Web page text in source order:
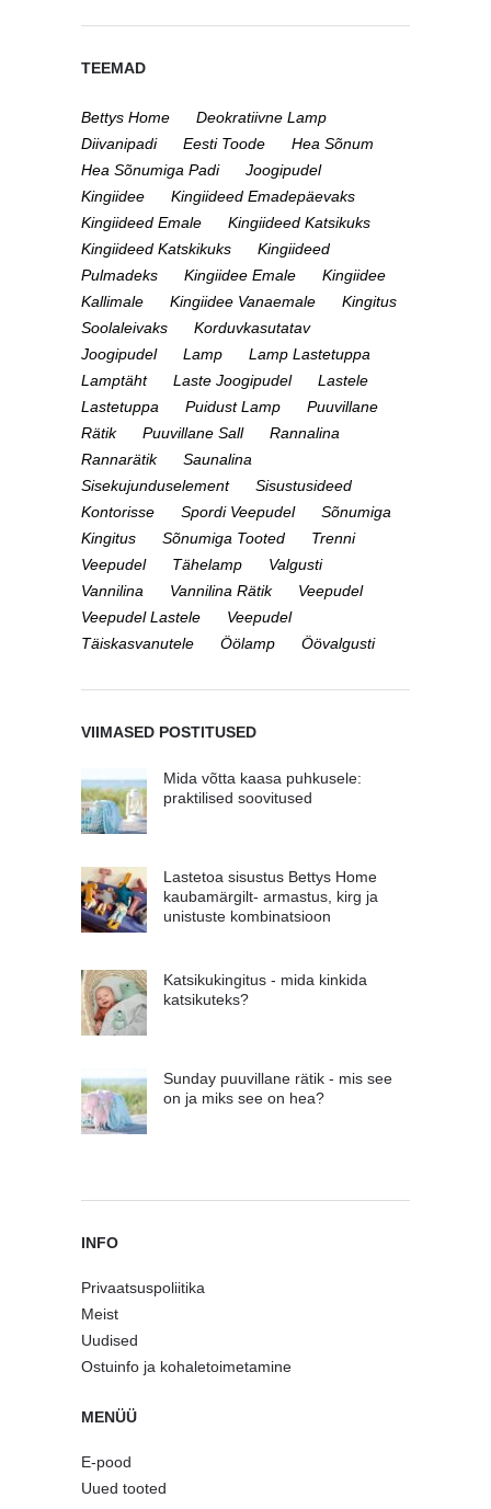
TEEMAD
Bettys Home
Deokratiivne Lamp
Diivanipadi
Eesti Toode
Hea Sõnum
Hea Sõnumiga Padi
Joogipudel
Kingiidee
Kingiideed Emadepäevaks
Kingiideed Emale
Kingiideed Katsikuks
Kingiideed Katskikuks
Kingiideed
Pulmadeks
Kingiidee Emale
Kingiidee
Kallimale
Kingiidee Vanaemale
Kingitus
Soolaleivaks
Korduvkasutatav
Joogipudel
Lamp
Lamp Lastetuppa
Lamptäht
Laste Joogipudel
Lastele
Lastetuppa
Puidust Lamp
Puuvillane
Rätik
Puuvillane Sall
Rannalina
Rannarätik
Saunalina
Sisekujunduselement
Sisustusideed
Kontorisse
Spordi Veepudel
Sõnumiga
Kingitus
Sõnumiga Tooted
Trenni
Veepudel
Tähelamp
Valgusti
Vannilina
Vannilina Rätik
Veepudel
Veepudel Lastele
Veepudel
Täiskasvanutele
Öölamp Öövalgusti
VIIMASED POSTITUSED
Mida võtta kaasa puhkusele:
praktilised soovitused
Lastetoa sisustus Bettys Home
kaubamärgilt- armastus, kirg ja
unistuste kombinatsioon
Katsikukingitus - mida kinkida
katsikuteks?
Sunday puuvillane rätik - mis see
on ja miks see on hea?
INFO
Privaatsuspoliitika
Meist
Uudised
Ostuinfo ja kohaletoimetamine
MENÜÜ
E-pood
Uued tooted